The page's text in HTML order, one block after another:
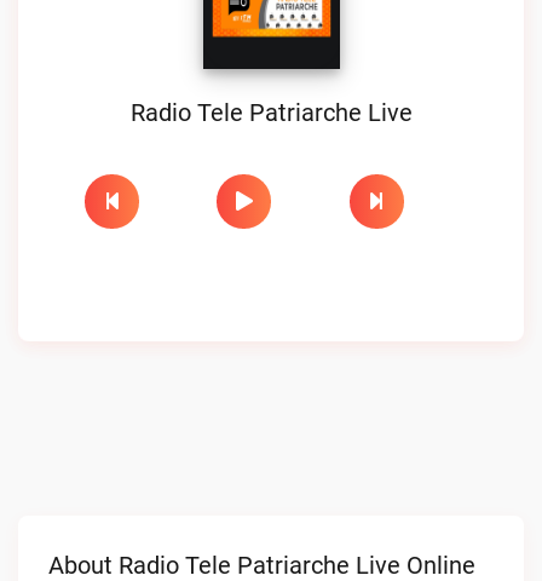
Radio Tele Patriarche Live
About Radio Tele Patriarche Live Online